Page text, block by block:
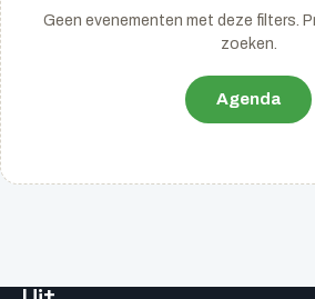
Geen evenementen met deze filters.
zoeken.
Agenda